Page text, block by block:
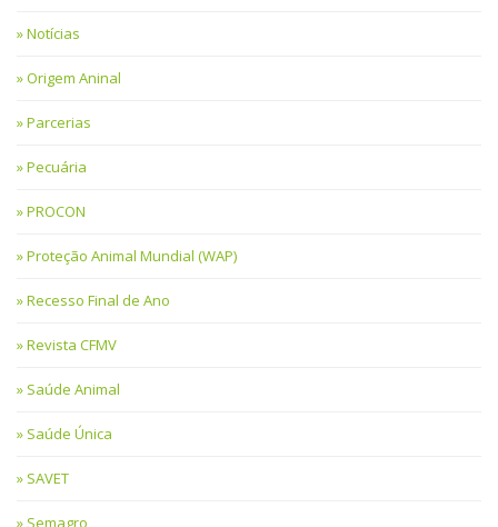
Notícias
Origem Aninal
Parcerias
Pecuária
PROCON
Proteção Animal Mundial (WAP)
Recesso Final de Ano
Revista CFMV
Saúde Animal
Saúde Única
SAVET
Semagro